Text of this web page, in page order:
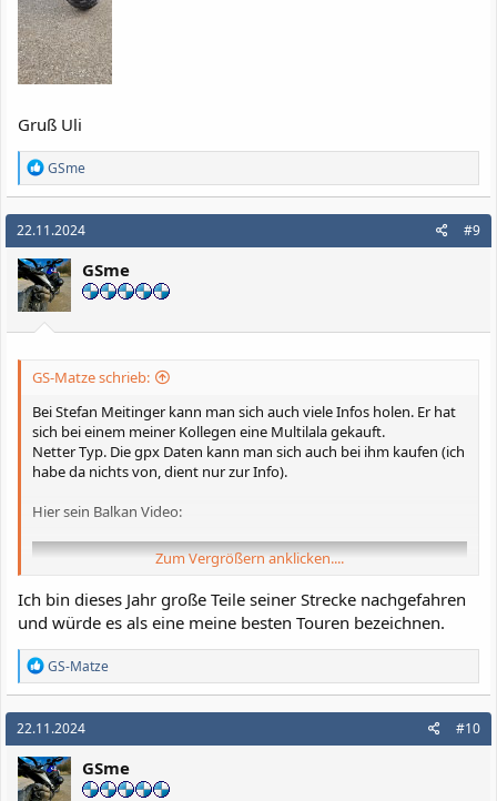
Gruß Uli
R
e
a
k
t
i
o
n
e
n
GSme
22.11.2024 #9
GSme
GS-Matze schrieb:
Bei Stefan Meitinger kann man sich auch viele Infos holen. Er hat
sich bei einem meiner Kollegen eine Multilala gekauft.
Netter Typ. Die gpx Daten kann man sich auch bei ihm kaufen (ich
habe da nichts von, dient nur zur Info).
Hier sein Balkan Video:
Zum Vergrößern anklicken....
Ich bin dieses Jahr große Teile seiner Strecke nachgefahren
und würde es als eine meine besten Touren bezeichnen.
R
e
a
k
t
i
o
n
GS-Matze
22.11.2024 #10
GSme